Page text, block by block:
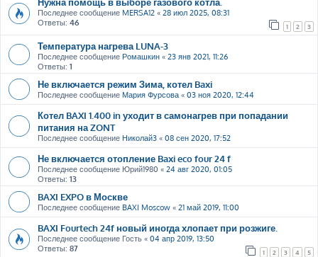
Последнее сообщение MERSA12 « 28 июл 2025, 08:31
Ответы: 46 1 2 3
Температура нагрева LUNA-3
Последнее сообщение Ромашкин « 23 янв 2021, 11:26
Ответы: 1
Не включается режим Зима, котел Baxi
Последнее сообщение Мария Фурсова « 03 ноя 2020, 12:44
Котел BAXI 1.400 in уходит в самонагрев при попадании
питания на ZONT
Последнее сообщение Николай3 « 08 сен 2020, 17:52
Не включается отопление Baxi eco four 24 f
Последнее сообщение Юрий1980 « 24 авг 2020, 01:05
Ответы: 13
BAXI EXPO в Москве
Последнее сообщение BAXI Moscow « 21 май 2019, 11:00
BAXI Fourtech 24f новый иногда хлопает при розжиге.
Последнее сообщение Гость « 04 апр 2019, 13:50
Ответы: 87 1 2 3 4 5